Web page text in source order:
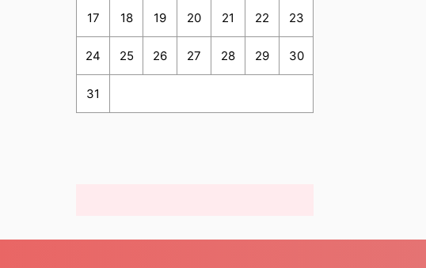
17 18 19 20 21 22 23
24 25 26 27 28 29 30
31